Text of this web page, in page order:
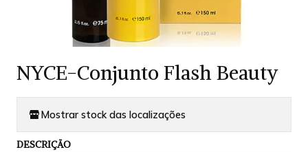
NYCE-Conjunto Flash Beauty
Mostrar stock das localizações
DESCRIÇÃO